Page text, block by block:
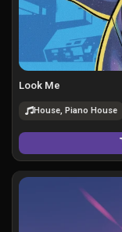
Look Me
House, Piano House